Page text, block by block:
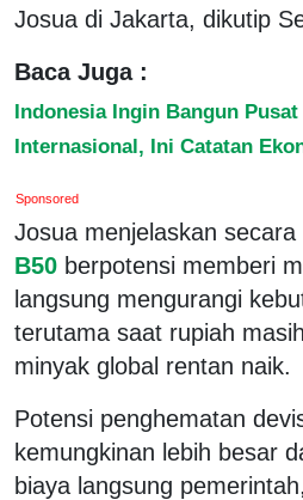
Josua di Jakarta, dikutip
Baca Juga :
Indonesia Ingin Bangun
Internasional, Ini Catatan
Sponsored
Josua menjelaskan
B50 berpotensi memberi
langsung mengurangi
terutama saat rupiah
minyak global rentan naik.
Potensi penghematan
kemungkinan lebih besar
biaya langsung